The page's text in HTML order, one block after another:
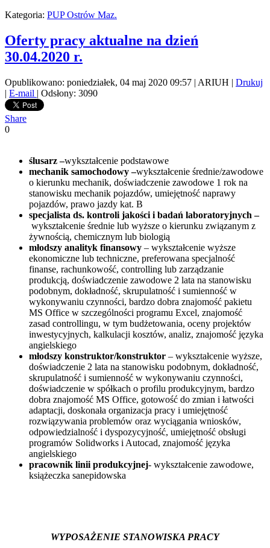
Kategoria: PUP Ostrów Maz.
Oferty pracy aktualne na dzień
30.04.2020 r.
Opublikowano: poniedziałek, 04 maj 2020 09:57 | ARIUH | Drukuj
| E-mail | Odsłony: 3090
Share
0
ślusarz –wykształcenie podstawowe
mechanik samochodowy –wykształcenie średnie/zawodowe
o kierunku mechanik, doświadczenie zawodowe 1 rok na
stanowisku mechanik pojazdów, umiejętność naprawy
pojazdów, prawo jazdy kat. B
specjalista ds. kontroli jakości i badań laboratoryjnych –
wykształcenie średnie lub wyższe o kierunku związanym z
żywnością, chemicznym lub biologią
młodszy analityk finansowy – wykształcenie wyższe
ekonomiczne lub techniczne, preferowana specjalność
finanse, rachunkowość, controlling lub zarządzanie
produkcją, doświadczenie zawodowe 2 lata na stanowisku
podobnym, dokładność, skrupulatność i sumienność w
wykonywaniu czynności, bardzo dobra znajomość pakietu
MS Office w szczególności programu Excel, znajomość
zasad controllingu, w tym budżetowania, oceny projektów
inwestycyjnych, kalkulacji kosztów, analiz, znajomość języka
angielskiego
młodszy konstruktor/konstruktor – wykształcenie wyższe,
doświadczenie 2 lata na stanowisku podobnym, dokładność,
skrupulatność i sumienność w wykonywaniu czynności,
doświadczenie w spółkach o profilu produkcyjnym, bardzo
dobra znajomość MS Office, gotowość do zmian i łatwości
adaptacji, doskonała organizacja pracy i umiejętność
rozwiązywania problemów oraz wyciągania wniosków,
odpowiedzialność i dyspozycyjność, umiejętność obsługi
programów Solidworks i Autocad, znajomość języka
angielskiego
pracownik linii produkcyjnej- wykształcenie zawodowe,
książeczka sanepidowska
WYPOSAŻENIE STANOWISKA PRACY